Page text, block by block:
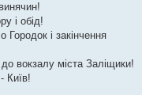
і обід!
і закінчення
вокзалу міста Заліщики!
Київ!